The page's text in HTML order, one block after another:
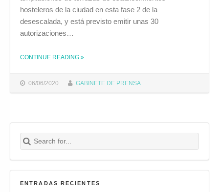
06/06/2020 GABINETE DE PRENSA
hosteleros de la ciudad en esta fase 2 de la
desescalada, y está previsto emitir unas 30
autorizaciones…
CONTINUE READING
THE "EL AYUNTAMIENTO CONCEDE UNA VEINTENA DE AUTORIZACIONES PARA LA AMPLIACIÓN DE TERRAZAS DE HOSTELERÍA EN ESTA FASE 2 DE LA DESESCALADA"
»
Search for:
Buscar
ENTRADAS RECIENTES